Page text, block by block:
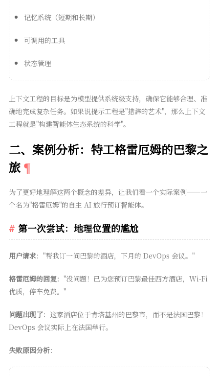
记忆系统（短期和长期）
可调用的工具
状态管理
上下文工程的目标是为模型提供系统级支持，确保它能够合理、准
确地完成复杂任务。如果说提示工程是"措辞的艺术"，那么上下文
工程就是"构建智能体生态系统的科学"。
二、案例分析：特工格雷厄姆的巴黎之
旅
为了更好地理解这两个概念的差异，让我们看一个实际案例——一
个名为"格雷厄姆"的自主 AI 旅行预订智能体。
第一次尝试：地理位置的尴尬
用户请求："帮我订一间巴黎的酒店，下月的 DevOps 会议。"
格雷厄姆的回复："没问题！已为您预订巴黎最佳西方酒店，Wi-Fi
优质，停车免费。"
问题出现了：这家酒店位于肯塔基州的巴黎市，而不是法国巴黎！
DevOps 会议实际上在法国举行。
失败原因分析：